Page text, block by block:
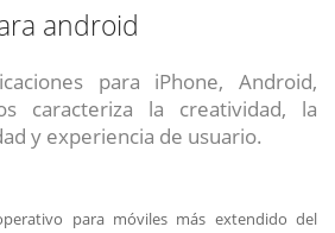
android
para iPhone, Android,
caracteriza la creatividad, la
y experiencia de usuario.
para móviles más extendido del